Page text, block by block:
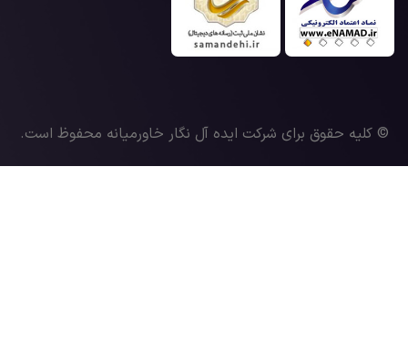
© کلیه حقوق برای شرکت ایده آل نگار خاورمیانه محفوظ است.